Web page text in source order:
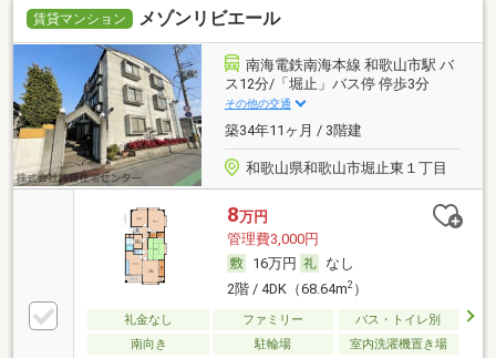
賃貸マンション メゾンリビエール
南海電鉄南海本線 和歌山市駅 バ
ス12分/「堀止」バス停 停歩3分
その他の交通
築34年11ヶ月 / 3階建
和歌山県和歌山市堀止東１丁目
8万円
管理費3,000円
16万円
なし
2階 / 4DK（68.64m2）
礼金なし ファミリー
バス・トイレ別
南向き
駐輪場 室内洗濯機置き場